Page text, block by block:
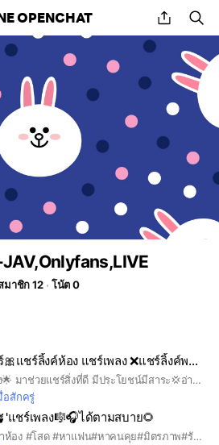
OPENCHAT share
มาชิก 12 โน้ต 0
🌈🌻ใจดีให้แชร์🎀แชร์ลิ้งค์ห้อง แชร์เพลง ❌แชร์ลิ้งค์พนัน❌ เชิญชวน18+
🌟มาแชร์ลิ้งค์ห้อง🌟 มาช่วยแชร์สิ่งที่ดี มีประโยชน์มีสาระ💢อ่านกฏ ก่อนลงข้อมูลใดๆ🎗️
อสักครู่
แชร์เพลง🎼🎧ได้ตามสบาย🌻
#ใส่รูปจริงก่อนเข้าห้อง #โสด #หาแฟน#หาคนคุย#มิตรภาพ#รับ18ปีขึ้นไป#❌ไม่ลงเว็บพนันทุกชนิด❌#❌ไม่ลงรูปอนาจาร❌